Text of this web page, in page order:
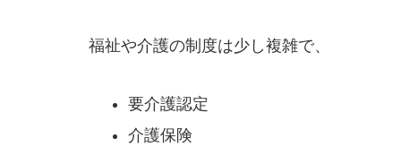
福祉や介護の制度は少し複雑で、
要介護認定
介護保険